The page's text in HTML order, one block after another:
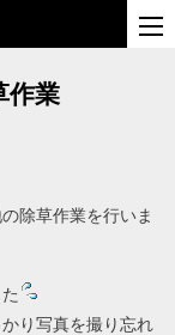
業
除草作業を行いま
り写真を撮り忘れ